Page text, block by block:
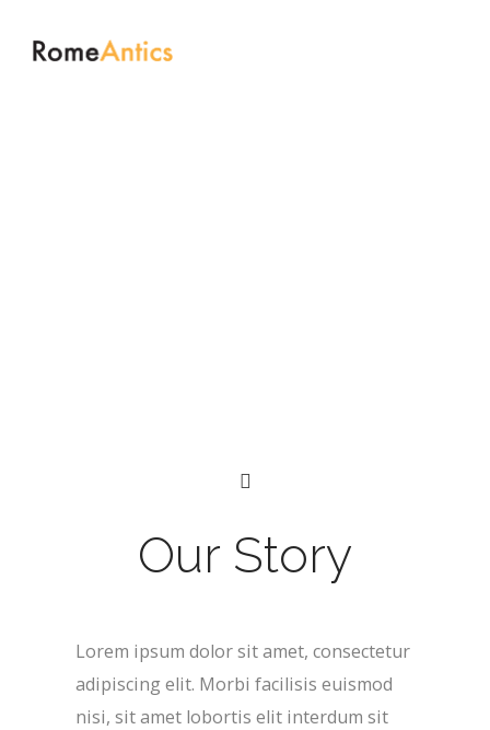
Our Story
Lorem ipsum dolor sit amet, consectetur
adipiscing elit. Morbi facilisis euismod
nisi, sit amet lobortis elit interdum sit